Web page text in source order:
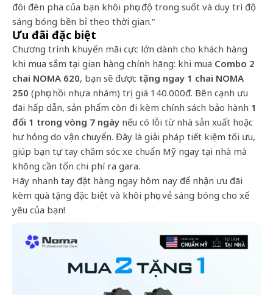
đôi đèn pha của bạn khôi phục độ trong suốt và duy trì độ
sáng bóng bền bỉ theo thời gian.”
Ưu đãi đặc biệt
Chương trình khuyến mãi cực lớn dành cho khách hàng
khi mua sắm tại gian hàng chính hãng: khi mua Combo 2
chai NOMA 620, bạn sẽ được tặng ngay 1 chai NOMA
250 (phục hồi nhựa nhám) trị giá 140.000đ. Bên cạnh ưu
đãi hấp dẫn, sản phẩm còn đi kèm chính sách bảo hành 1
đổi 1 trong vòng 7 ngày nếu có lỗi từ nhà sản xuất hoặc
hư hỏng do vận chuyển. Đây là giải pháp tiết kiệm tối ưu,
giúp bạn tự tay chăm sóc xe chuẩn Mỹ ngay tại nhà mà
không cần tốn chi phí ra gara.
Hãy nhanh tay đặt hàng ngay hôm nay để nhận ưu đãi
kèm quà tặng đặc biệt và khôi phục vẻ sáng bóng cho xế
yêu của bạn!